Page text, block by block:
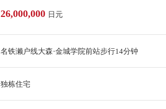
26,000,000 日元
名铁濑户线大森·金城学院前站步行14分钟
独栋住宅